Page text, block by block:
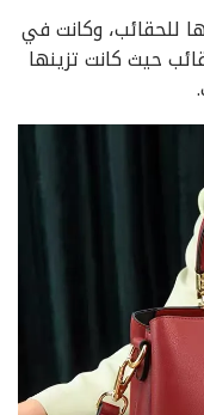
للحقائب، وكانت في
حيث كانت تزينها